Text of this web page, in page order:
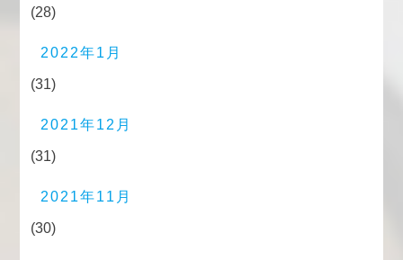
(28)
2022年1月
(31)
2021年12月
(31)
2021年11月
(30)